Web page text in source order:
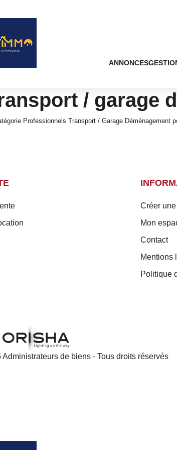
ANNONCES
/ garage
Professionnels Transport / Garage Déménagement
Créer
Mon
Contact
Mentions
Politique
de biens - Tous droits réservés